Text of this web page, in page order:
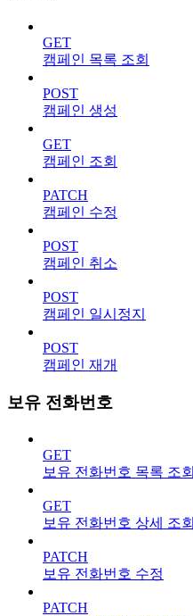
GET
캠페인 목록 조회
POST
캠페인 생성
GET
캠페인 조회
PATCH
캠페인 수정
POST
캠페인 취소
POST
캠페인 일시정지
POST
캠페인 재개
보유 전화번호
GET
보유 전화번호 목록 조회
GET
보유 전화번호 상세 조회
PATCH
보유 전화번호 수정
PATCH